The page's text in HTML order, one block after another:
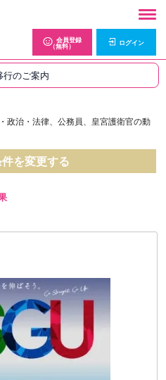
会員登録
（無料）
ログイン
行のご案内
政治・法律、公務員、皇宮護衛官の動
を変更する